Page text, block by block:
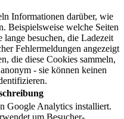
Informationen darüber, wie
Beispielsweise welche Seiten
besuchen, die Ladezeit
Fehlermeldungen angezeigt
die diese Cookies sammeln,
- sie können keinen
Google Analytics installiert.